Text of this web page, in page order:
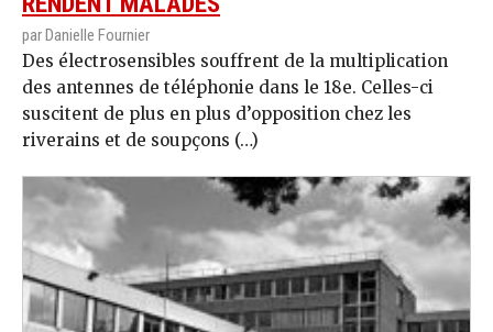
par Danielle Fournier
Des électrosensibles souffrent de la multiplication
des antennes de téléphonie dans le 18e. Celles-ci
suscitent de plus en plus d’opposition chez les
riverains et de soupçons (…)